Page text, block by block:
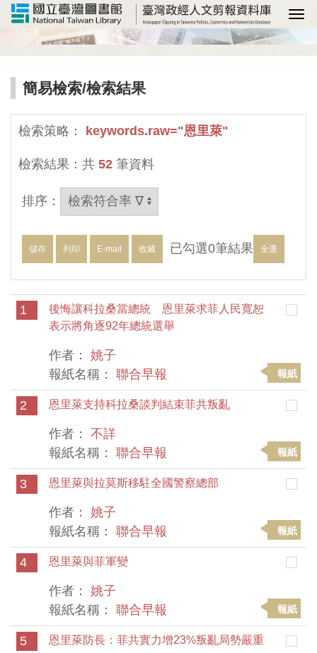
選
簡易檢索/檢索結果
檢索策略： keywords.raw="恩里萊"
檢索結果：共 52 筆資料
排序：
儲存 列印 E-mail 收藏 已勾選0筆結果 全選
1
後悔讓科拉桑當總統 恩里萊求菲人民寬恕
表示將角逐92年總統選舉
作者： 姚子
報紙名稱： 聯合早報 報紙
2 恩里萊支持科拉桑談判結束菲共叛亂
作者： 不詳
報紙名稱： 聯合早報 報紙
3 恩里萊與拉莫斯移駐全國警察總部
作者： 姚子
報紙名稱： 聯合早報 報紙
4 恩里萊與菲軍變
作者： 姚子
報紙名稱： 聯合早報 報紙
5 恩里萊防長：菲共實力增23%叛亂局勢嚴重